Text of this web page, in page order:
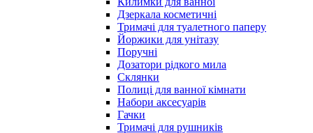
Дзеркала косметичні
Тримачі для туалетного паперу
Йоржики для унітазу
Поручні
Дозатори рідкого мила
Склянки
Полиці для ванної кімнати
Набори аксесуарів
Гачки
Тримачі для рушників